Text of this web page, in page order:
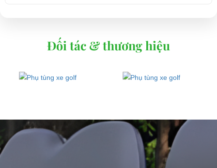
Đối tác & thương hiệu